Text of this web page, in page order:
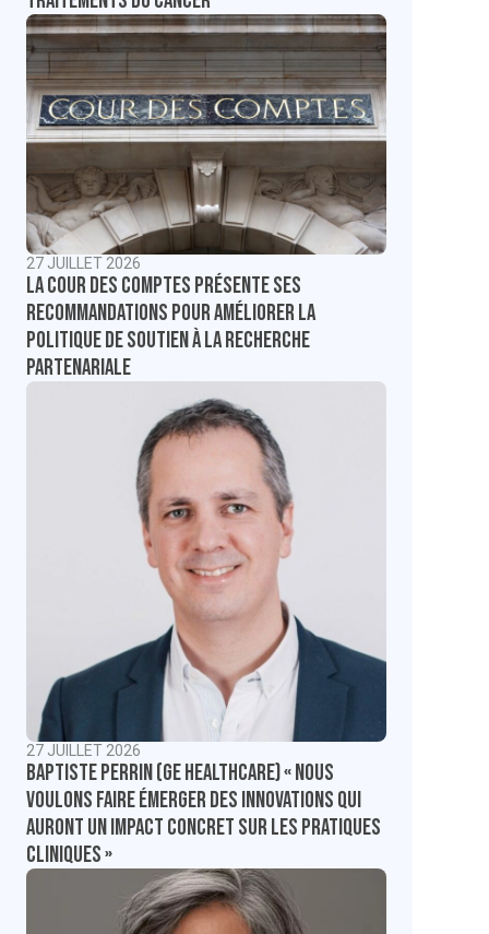
27 JUILLET 2026
La Cour des comptes présente ses
recommandations pour améliorer la
politique de soutien à la recherche
partenariale
27 JUILLET 2026
Baptiste Perrin (GE Healthcare) « Nous
voulons faire émerger des innovations qui
auront un impact concret sur les pratiques
cliniques »